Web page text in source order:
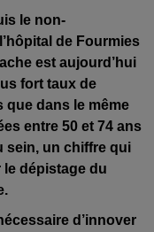
le non-
de Fourmies
est aujourd’hui
fort taux de
que dans le même
entre 50 et 74 ans
sein, un chiffre qui
le dépistage du
d’innover